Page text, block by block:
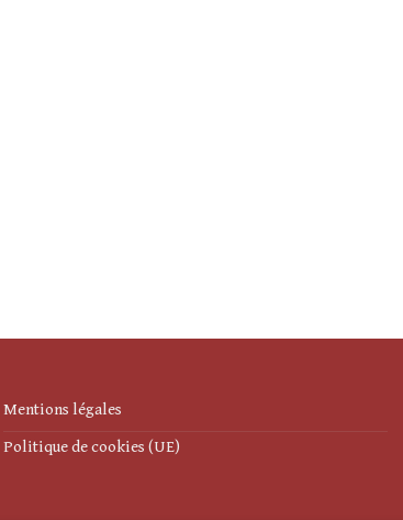
Mentions légales
Politique de cookies (UE)